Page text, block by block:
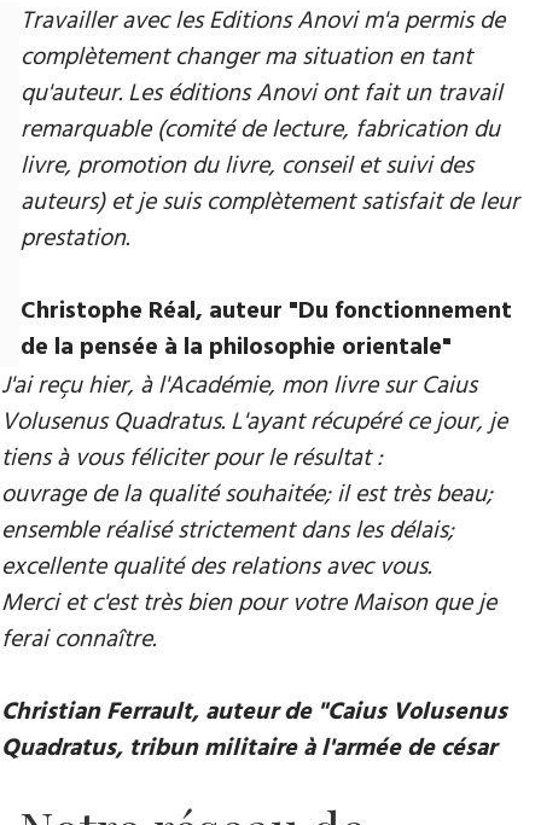
Travailler avec les Editions Anovi m'a permis de
complètement changer ma situation en tant
qu'auteur. Les éditions Anovi ont fait un travail
remarquable (comité de lecture, fabrication du
livre, promotion du livre, conseil et suivi des
auteurs) et je suis complètement satisfait de leur
prestation.
Christophe Réal, auteur ​"Du fonctionnement
de la pensée à la philosophie orientale"
J'ai reçu hier, à l'Académie, mon livre sur Caius
Volusenus Quadratus. L'ayant récupéré ce jour, je
tiens à vous féliciter pour le résultat :
ouvrage de la qualité souhaitée; il est très beau;
ensemble réalisé strictement dans les délais;
excellente qualité des relations avec vous.
Merci et c'est très bien pour votre Maison que je
ferai connaître.
Christian Ferrault, auteur de "Caius Volusenus
Quadratus, tribun militaire à l'armée de césar